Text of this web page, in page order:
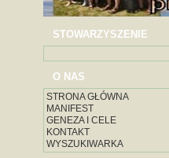
STOWARZYSZENIE
O NAS
STRONA GŁÓWNA
MANIFEST
GENEZA I CELE
KONTAKT
WYSZUKIWARKA